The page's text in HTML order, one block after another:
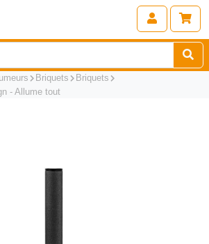
Briquets
Briquets
- Allume tout